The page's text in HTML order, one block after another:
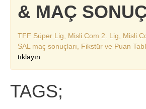
& MAÇ
TFF Süper Lig, Misli.Com 2. Lig,
SAL maç sonuçları, Fikstür ve Puan
tıklayın
TAGS;